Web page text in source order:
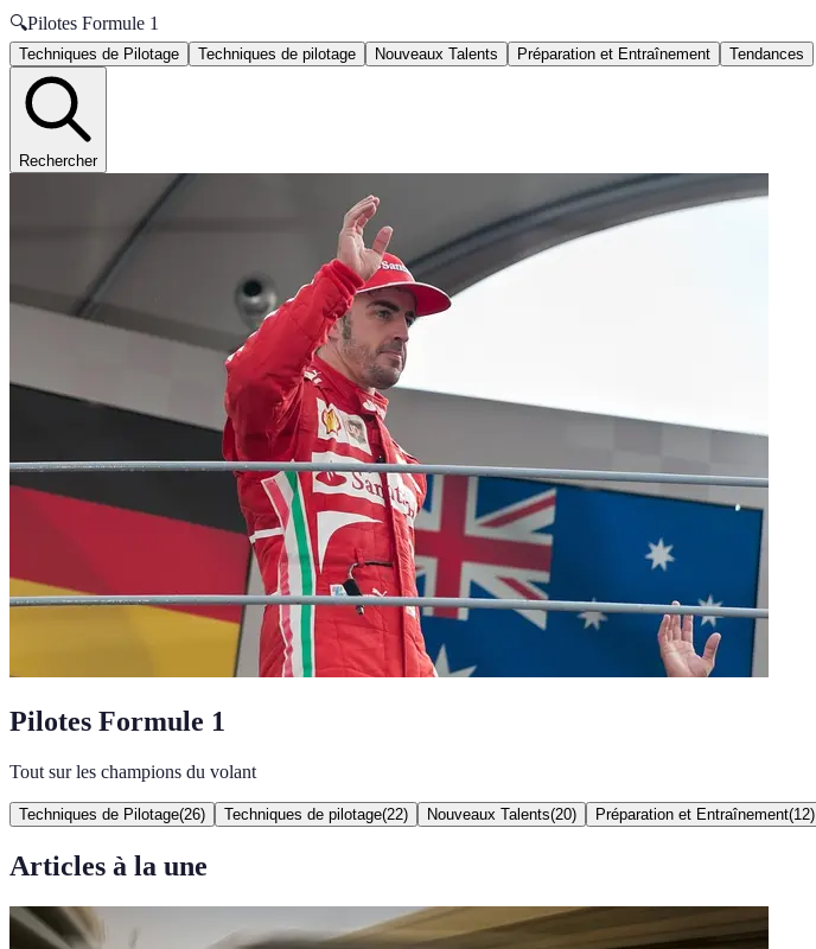
🔍Pilotes Formule 1
Techniques de Pilotage Techniques de pilotage Nouveaux Talents Préparation et Entraînement Tendances
Rechercher
Pilotes Formule 1
Tout sur les champions du volant
Techniques de Pilotage(26) Techniques de pilotage(22) Nouveaux Talents(20) Préparation et Entraînement(12)
Articles à la une